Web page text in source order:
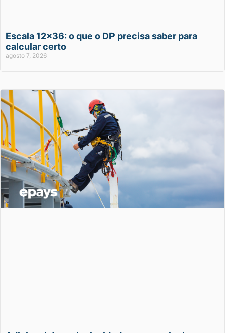
Escala 12×36: o que o DP precisa saber para
calcular certo
agosto 7, 2026